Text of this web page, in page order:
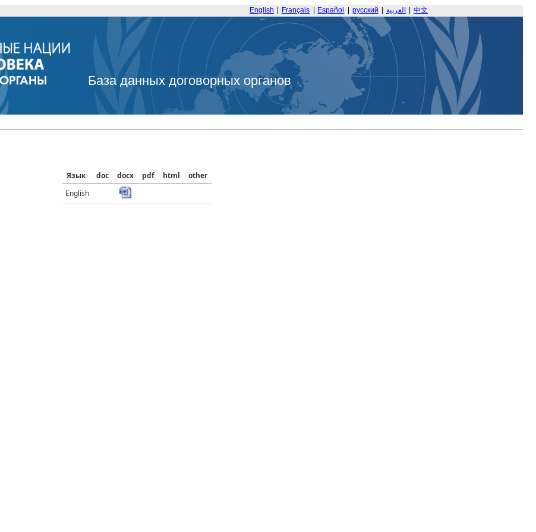
English Français Español русский العربية 中文
База данных договорных органов
Язык doc docx pdf html
other
English